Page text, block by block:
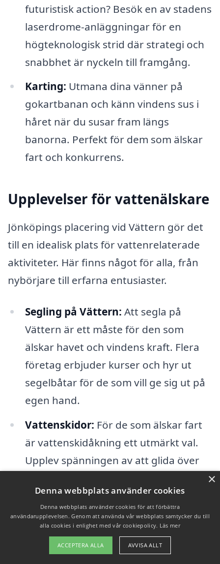
futuristisk action? Besök en av stadens
laserdrome-anläggningar för en
högteknologisk strid där strategi och
snabbhet är nyckeln till framgång.
Karting: Utmana dina vänner på
gokartbanan och känn vindens sus i
håret när du susar fram längs
banorna. Perfekt för dem som älskar
fart och konkurrens.
Upplevelser för vattenälskare
Jönköpings placering vid Vättern gör det
till en idealisk plats för vattenrelaterade
aktiviteter. Här finns något för alla, från
nybörjare till erfarna entusiaster.
Segling på Vättern: Att segla på
Vättern är ett måste för den som
älskar havet och vindens kraft. Flera
företag erbjuder kurser och hyr ut
segelbåtar för de som vill ge sig ut på
egen hand.
Vattenskidor: För de som älskar fart
är vattenskidåkning ett utmärkt val.
Upplev spänningen av att glida över
Sportfiske: Prova lyckan med
fiskespöet – Vättern är känd för sina
goda fiskemöjligheter. Kanske får du
napp på en gös eller en lax under ditt
×
Denna webbplats använder cookies
Denna webbplats använder cookies för att förbättra
användarupplevelsen. Genom att använda vår webbplats samtycker du till
alla cookies i enlighet med vår cookiepolicy. Läs mer
ACCEPTERA ALLA AVVISA ALLT